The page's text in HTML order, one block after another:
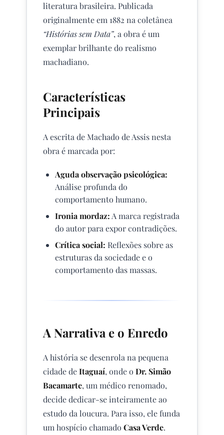
literatura brasileira. Publicada
originalmente em 1882 na coletânea
“Histórias sem Data”, a obra é um
exemplar brilhante do realismo
machadiano.
Características
Principais
A escrita de Machado de Assis nesta
obra é marcada por:
Aguda observação psicológica:
Análise profunda do
comportamento humano.
Ironia mordaz: A marca registrada
do autor para expor contradições.
Crítica social: Reflexões sobre as
estruturas da sociedade e o
comportamento das massas.
A Narrativa e o Enredo
A história se desenrola na pequena
cidade deItaguaí, onde o Dr. Simão
Bacamarte, um médico renomado,
decide dedicar-se inteiramente ao
estudo da loucura. Para isso, ele funda
um hospício chamado Casa Verde.